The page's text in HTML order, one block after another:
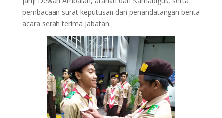
pembacaan surat keputusan dan penandatangan berita
acara serah terima jabatan.